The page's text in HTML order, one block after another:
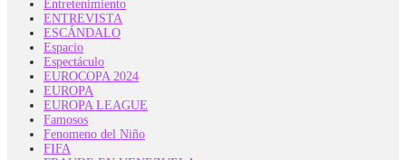
Entretenimiento
ENTREVISTA
ESCÁNDALO
Espacio
Espectáculo
EUROCOPA 2024
EUROPA
EUROPA LEAGUE
Famosos
Fenomeno del Niño
FIFA